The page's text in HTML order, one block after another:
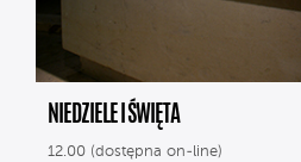
NIEDZIELE I ŚWIĘTA
12.00 (dostępna on-line)